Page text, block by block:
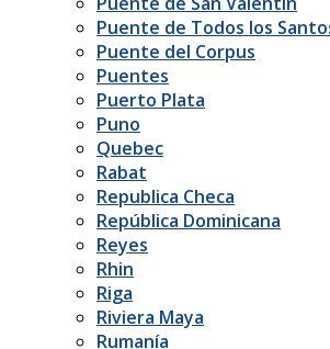
Puente de Todos los
Puente del Corpus
Puentes
Puerto Plata
Puno
Quebec
Rabat
Republica Checa
República Dominicana
Reyes
Rhin
Riga
Riviera Maya
Rumanía